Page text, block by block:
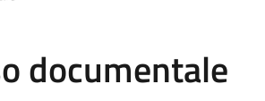
documentale